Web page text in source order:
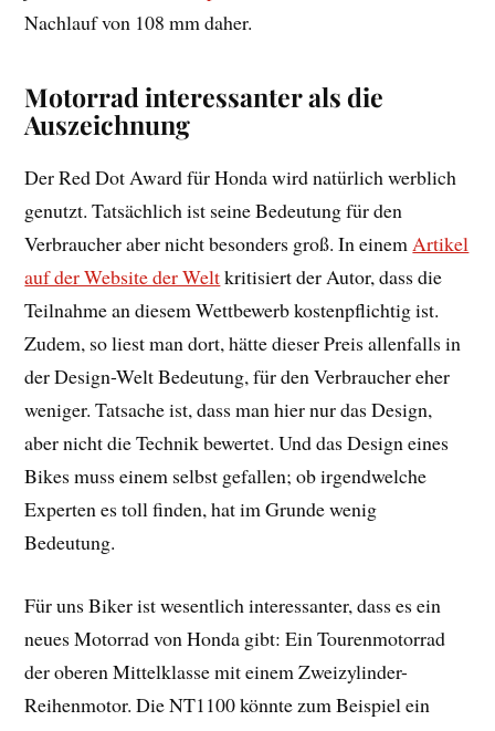
Nachlauf von 108 mm daher.
Motorrad interessanter als die
Auszeichnung
Der Red Dot Award für Honda wird natürlich werblich
genutzt. Tatsächlich ist seine Bedeutung für den
Verbraucher aber nicht besonders groß. In einemArtikel
auf der Website der Weltkritisiert der Autor, dass die
Teilnahme an diesem Wettbewerb kostenpflichtig ist.
Zudem, so liest man dort, hätte dieser Preis allenfalls in
der Design-Welt Bedeutung, für den Verbraucher eher
weniger. Tatsache ist, dass man hier nur das Design,
aber nicht die Technik bewertet. Und das Design eines
Bikes muss einem selbst gefallen; ob irgendwelche
Experten es toll finden, hat im Grunde wenig
Bedeutung.
Für uns Biker ist wesentlich interessanter, dass es ein
neues Motorrad von Honda gibt: Ein Tourenmotorrad
der oberen Mittelklasse mit einem Zweizylinder-
Reihenmotor. Die NT1100 könnte zum Beispiel ein